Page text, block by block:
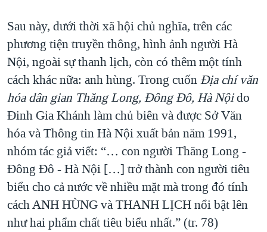
Sau này, dưới thời xã hội chủ nghĩa, trên các
phương tiện truyền thông, hình ảnh người Hà
Nội, ngoài sự thanh lịch, còn có thêm một tính
cách khác nữa: anh hùng. Trong cuốnĐịa chí văn
hóa dân gian Thăng Long, Đông Đô, Hà Nộido
Đinh Gia Khánh làm chủ biên và được Sở Văn
hóa và Thông tin Hà Nội xuất bản năm 1991,
nhóm tác giả viết: “… con người Thăng Long -
Đông Đô - Hà Nội […] trở thành con người tiêu
biểu cho cả nước về nhiều mặt mà trong đó tính
cách ANH HÙNG và THANH LỊCH nổi bật lên
như hai phẩm chất tiêu biểu nhất.” (tr. 78)